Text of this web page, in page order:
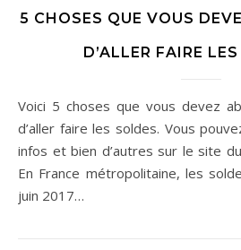
5 CHOSES QUE VOUS
D’ALLER FAIRE
Voici 5 choses que vous devez absolument savoir avant
d’aller faire les soldes. Vous
infos et bien d’autres sur le site
En France métropolitaine, les
juin 2017…